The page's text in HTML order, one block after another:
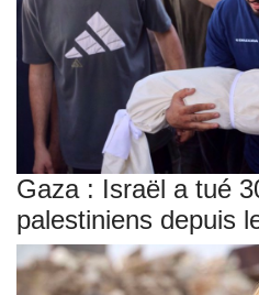
Gaza : Israël a tué
palestiniens depuis